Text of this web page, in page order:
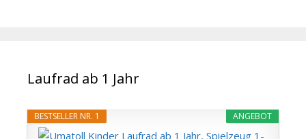
Laufrad ab 1 Jahr
ANGEBOT
BESTSELLER NR. 1